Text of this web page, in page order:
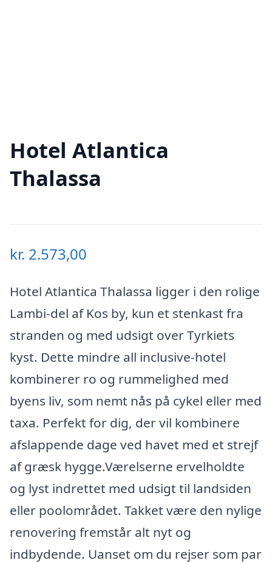
Hotel Atlantica
Thalassa
kr. 2.573,00
Hotel Atlantica Thalassa ligger i den rolige
Lambi-del af Kos by, kun et stenkast fra
stranden og med udsigt over Tyrkiets
kyst. Dette mindre all inclusive-hotel
kombinerer ro og rummelighed med
byens liv, som nemt nås på cykel eller med
taxa. Perfekt for dig, der vil kombinere
afslappende dage ved havet med et strejf
af græsk hygge.Værelserne ervelholdte
og lyst indrettet med udsigt til landsiden
eller poolområdet. Takket være den nylige
renovering fremstår alt nyt og
indbydende. Uanset om du rejser som par